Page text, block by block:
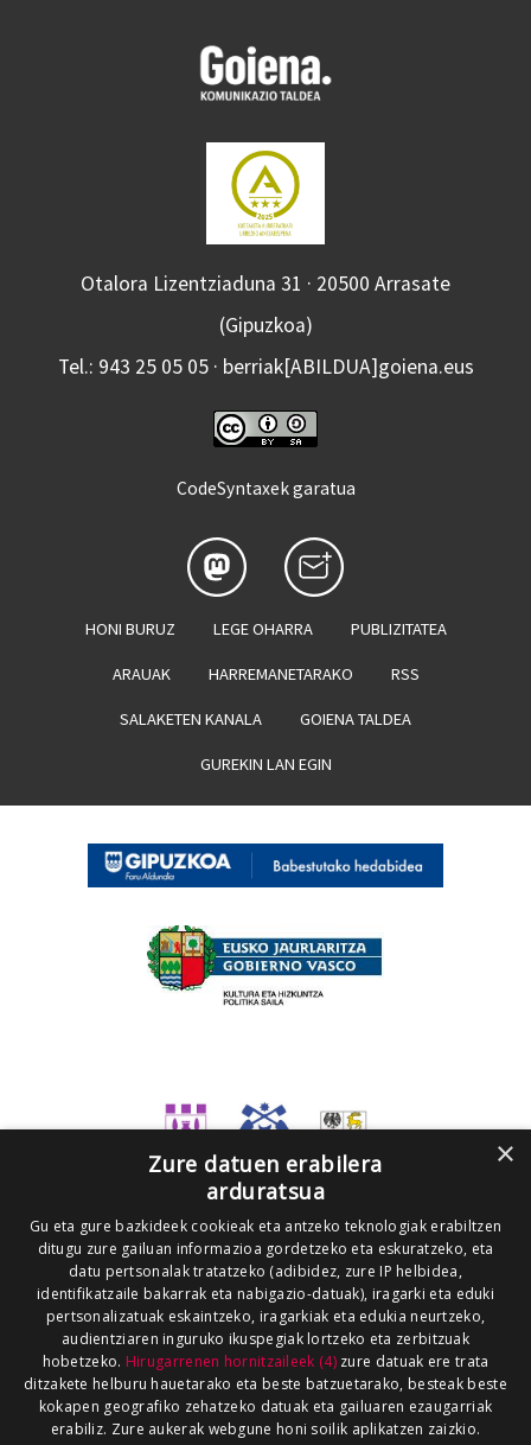
Otalora Lizentziaduna 31 · 20500 Arrasate
(Gipuzkoa)
Tel.: 943 25 05 05 · berriak[ABILDUA]goiena.eus
CodeSyntaxek garatua
HONI BURUZ LEGE OHARRA PUBLIZITATEA
ARAUAK HARREMANETARAKO RSS
SALAKETEN KANALA GOIENA TALDEA
GUREKIN LAN EGIN
×
Zure datuen erabilera
arduratsua
Gu eta gure bazkideek cookieak eta antzeko teknologiak erabiltzen
ditugu zure gailuan informazioa gordetzeko eta eskuratzeko, eta
datu pertsonalak tratatzeko (adibidez, zure IP helbidea,
identifikatzaile bakarrak eta nabigazio-datuak), iragarki eta eduki
pertsonalizatuak eskaintzeko, iragarkiak eta edukia neurtzeko,
audientziaren inguruko ikuspegiak lortzeko eta zerbitzuak
hobetzeko. Hirugarrenen hornitzaileek (4)zure datuak ere trata
ditzakete helburu hauetarako eta beste batzuetarako, besteak beste
kokapen geografiko zehatzeko datuak eta gailuaren ezaugarriak
erabiliz. Zure aukerak webgune honi soilik aplikatzen zaizkio.